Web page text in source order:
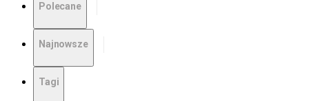
Polecane
Najnowsze
Tagi